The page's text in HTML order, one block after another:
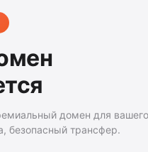
домен для
безопасный трансфер.